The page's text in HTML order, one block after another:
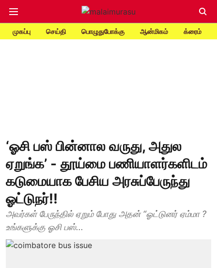
முகப்பு செய்தி பொழுதுபோக்கு ஆன்மிகம் க்ரைம்
‘ஓசி பஸ் பின்னால வருது, அதுல
ஏறுங்க’ - தூய்மை பணியாளர்களிடம்
கடுமையாக பேசிய அரசுப்பேருந்து
ஓட்டுநர்!!
அவர்கள் பேருந்தில் ஏறும் போது அதன் “ஓட்டுனர் ஏம்மா ?
உங்களுக்கு ஓசி பஸ்...